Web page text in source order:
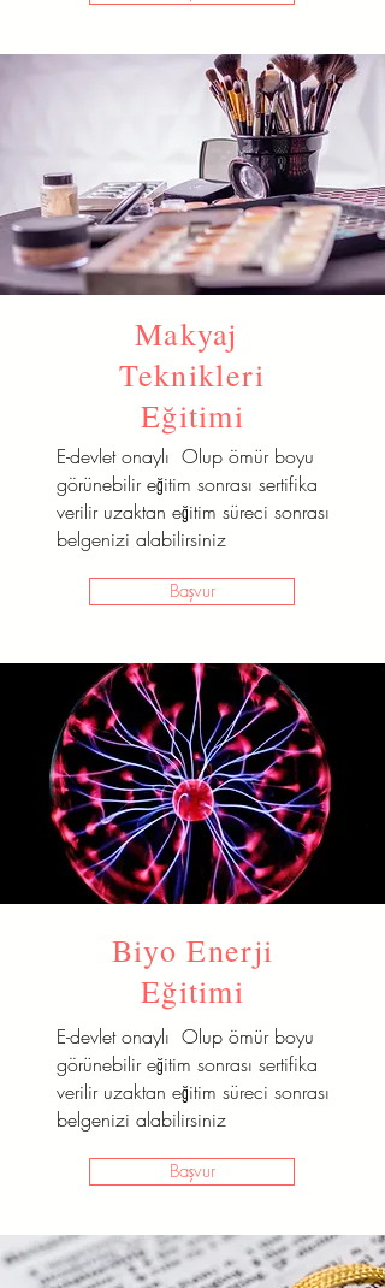
Makyaj
Teknikleri
Eğitimi
E-devlet onaylı Olup ömür boyu
görünebilir eğitim sonrası sertifika
verilir uzaktan eğitim süreci sonrası
belgenizi alabilirsiniz
Başvur
Biyo Enerji
Eğitimi
E-devlet onaylı Olup ömür boyu
görünebilir eğitim sonrası sertifika
verilir uzaktan eğitim süreci sonrası
belgenizi alabilirsiniz
Başvur